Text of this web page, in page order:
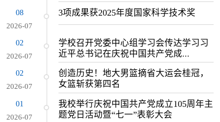
08
2026-07
3项成果获2025年度国家科学技术奖
02
2026-07
学校召开党委中心组学习会传达学习习
近平总书记在庆祝中国共产党成...
02
2026-07
创造历史！地大男篮摘省大运会桂冠，
女篮斩获第四名
01
2026-07
我校举行庆祝中国共产党成立105周年主
题党日活动暨“七一”表彰大会